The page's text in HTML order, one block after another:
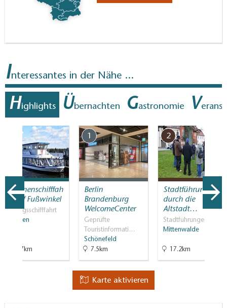
Interessantes in der Nähe ...
Highlights Übernachten Gastronomie V
Personenschifffah
rt Rolf Fußwinkel
Ausflugsschifffahrt
Zeuthen
20.7km
1
Berlin
Brandenburg
WelcomeCenter
Geprüfte
Touristinformati…
Schönefeld
7.5km
2
Stadtführungen
durch die
Altstadt…
Stadtführungen
Mittenwalde
17.2km
Karte aktivieren